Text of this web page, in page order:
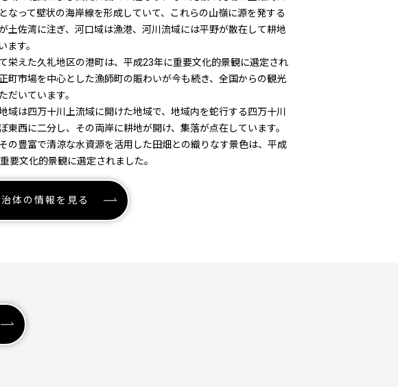
なって壁状の海岸線を形成していて、これらの山嶺に源を発する
土佐湾に注ぎ、河口域は漁港、河川流域には平野が散在して耕地
ます。
栄えた久礼地区の港町は、平成23年に重要文化的景観に選定され
町市場を中心とした漁師町の賑わいが今も続き、全国からの観光
だいています。
域は四万十川上流域に開けた地域で、地域内を蛇行する四万十川
東西に二分し、その両岸に耕地が開け、集落が点在しています。
の豊富で清涼な水資源を活用した田畑との織りなす景色は、平成
要文化的景観に選定されました。
治体の情報を見る